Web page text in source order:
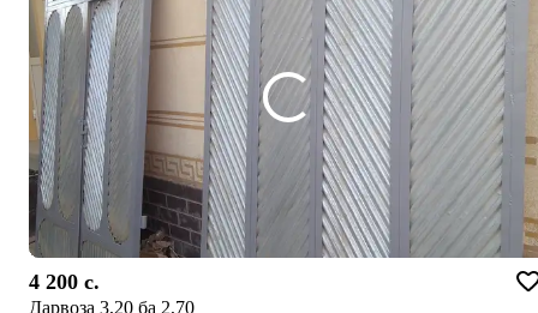
4 200 c.
Дарвоза 3,20 ба 2,70